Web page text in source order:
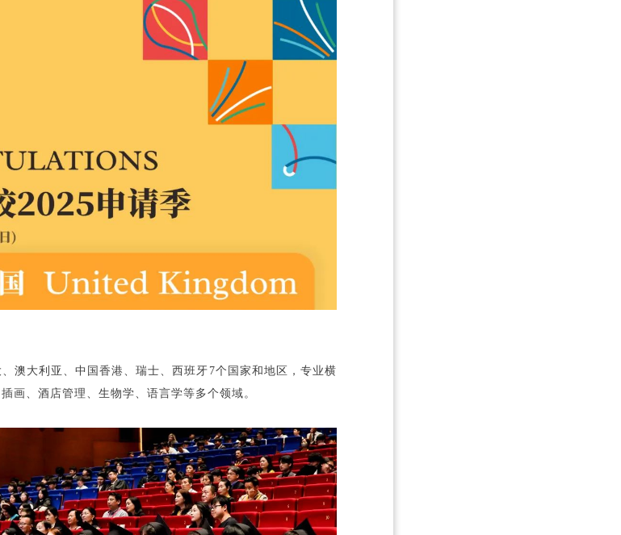
澳大利亚、中国香港、瑞士、西班牙7个国家和地区，专业横
画、酒店管理、生物学、语言学等多个领域。